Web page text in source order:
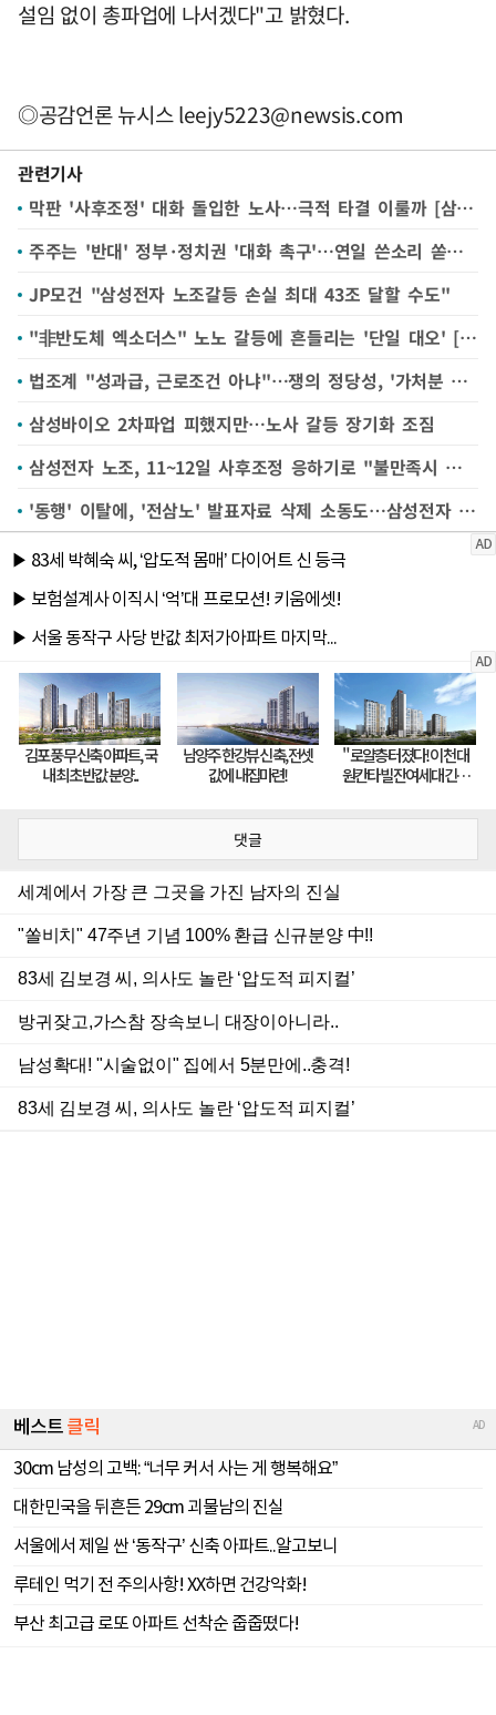
설임 없이 총파업에 나서겠다"고 밝혔다.
◎공감언론 뉴시스leejy5223@newsis.com
관련기사
막판 '사후조정' 대화 돌입한 노사…극적 타결 이룰까 [삼성전자 파업 전운④]
주주는 '반대' 정부·정치권 '대화 촉구'…연일 쓴소리 쏟아져 [삼성전자 파업 전운③]
JP모건 "삼성전자 노조갈등 손실 최대 43조 달할 수도"
"非반도체 엑소더스" 노노 갈등에 흔들리는 '단일 대오' [삼성전자 파업 전운②]
법조계 "성과급, 근로조건 아냐"…쟁의 정당성, '가처분 최대 쟁점'으로 [삼성전자 파업 전운①]
삼성바이오 2차파업 피했지만…노사 갈등 장기화 조짐
삼성전자 노조, 11~12일 사후조정 응하기로 "불만족시 총파업"
'동행' 이탈에, '전삼노' 발표자료 삭제 소동도…삼성전자 노조 갈등 '수면 위'
댓글